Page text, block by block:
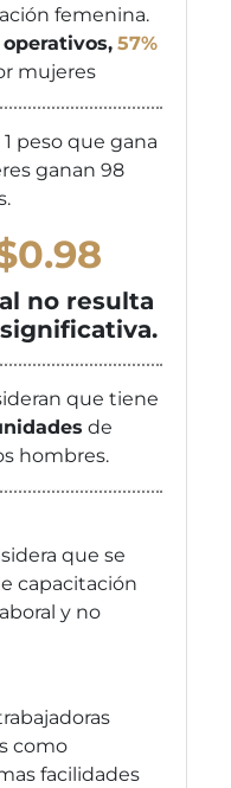
femenina.
57%
mujeres
peso que gana
ganan 98
no resulta
que tiene
de
hombres.
que se
capacitación
y no
como
facilidades